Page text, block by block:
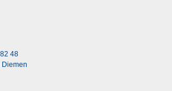
48
Diemen